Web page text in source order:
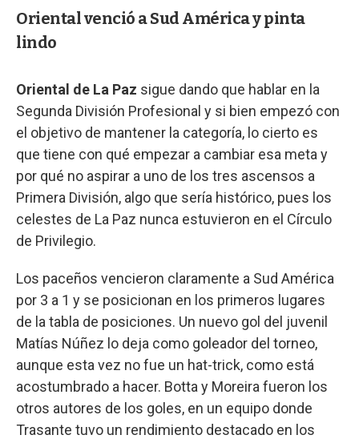
Oriental venció a Sud América y pinta
lindo
Oriental de La Paz sigue dando que hablar en la
Segunda División Profesional y si bien empezó con
el objetivo de mantener la categoría, lo cierto es
que tiene con qué empezar a cambiar esa meta y
por qué no aspirar a uno de los tres ascensos a
Primera División, algo que sería histórico, pues los
celestes de La Paz nunca estuvieron en el Círculo
de Privilegio.
Los paceños vencieron claramente a Sud América
por 3 a 1 y se posicionan en los primeros lugares
de la tabla de posiciones. Un nuevo gol del juvenil
Matías Núñez lo deja como goleador del torneo,
aunque esta vez no fue un hat-trick, como está
acostumbrado a hacer. Botta y Moreira fueron los
otros autores de los goles, en un equipo donde
Trasante tuvo un rendimiento destacado en los